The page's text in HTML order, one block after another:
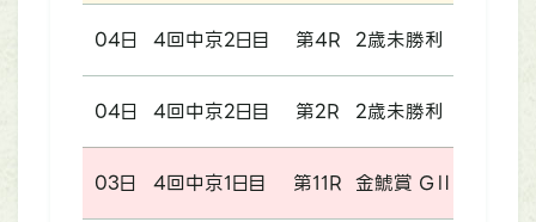
04日 4回中京2日目 第4R 2歳未勝利
04日 4回中京2日目 第2R 2歳未勝利
03日 4回中京1日目 第11R 金鯱賞 GⅡ